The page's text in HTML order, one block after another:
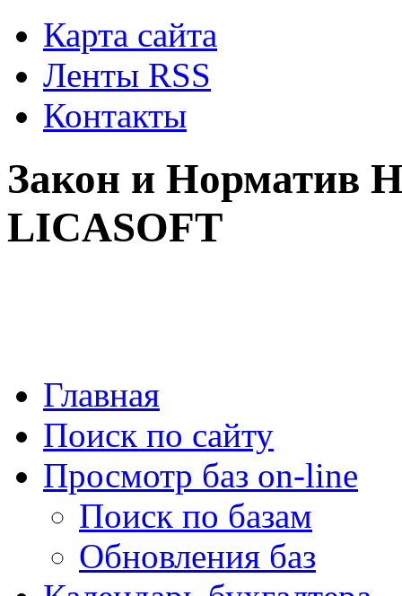
Карта сайта
Ленты RSS
Контакты
Закон и Норматив
LICASOFT
Главная
Поиск по сайту
Просмотр баз on-line
Поиск по базам
Обновления баз